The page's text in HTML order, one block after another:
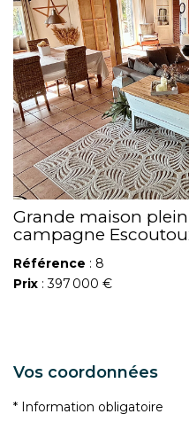
Grande maison
campagne
Référence : 8
Prix : 397 000 €
Vos coordonnées
* Information obligatoire